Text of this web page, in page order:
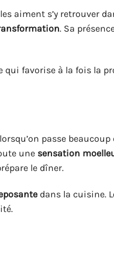
aiment s’y retrouver
. Sa
qui favorise à la fois la
passe beaucoup
une sensation
le dîner.
dans la cuisine.